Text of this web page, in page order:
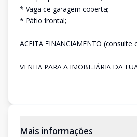
* Vaga de garagem coberta;
* Pátio frontal;
ACEITA FINANCIAMENTO (consulte
VENHA PARA A IMOBILIÁRIA DA
Mais informações